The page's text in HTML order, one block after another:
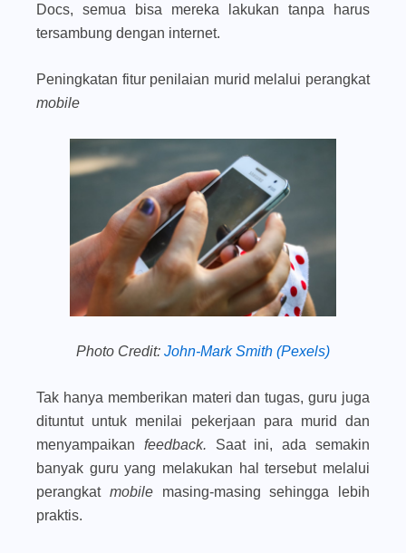
Docs, semua bisa mereka lakukan tanpa harus
tersambung dengan internet.
Peningkatan fitur penilaian murid melalui perangkat
mobile
Photo Credit: John-Mark Smith (Pexels)
Tak hanya memberikan materi dan tugas, guru juga
dituntut untuk menilai pekerjaan para murid dan
menyampaikan feedback. Saat ini, ada semakin
banyak guru yang melakukan hal tersebut melalui
perangkat mobile masing-masing sehingga lebih
praktis.